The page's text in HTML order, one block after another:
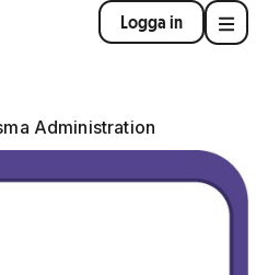
Logga in
Administration